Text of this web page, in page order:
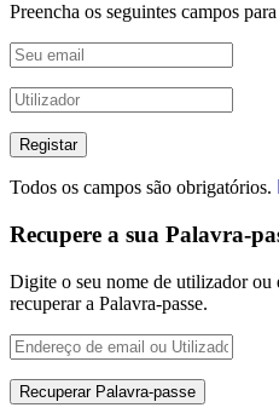
Preencha os seguintes campos
Todos os campos são obrigatórios.
Recupere a sua Palavra-
Digite o seu nome de utilizador ou
recuperar a Palavra-passe.